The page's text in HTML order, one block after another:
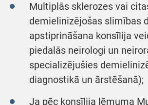
Multiplās sklerozes vai
demielinizējošas slimības
apstiprināšana konsīlija
piedalās neirologi un
specializējušies
diagnostikā un ārstēšanā);
Ja pēc konsīlija lēmuma